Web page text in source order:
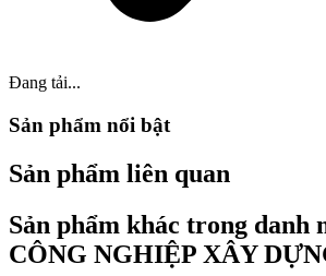
Đang tải...
Sản phẩm nổi bật
Sản phẩm liên quan
Sản phẩm khác trong danh
CÔNG NGHIỆP XÂY